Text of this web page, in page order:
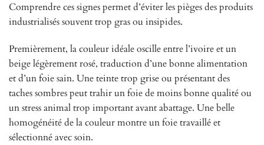
Comprendre ces signes permet d’éviter les pièges des produits
industrialisés souvent trop gras ou insipides.
Premièrement, la couleur idéale oscille entre l’ivoire et un
beige légèrement rosé, traduction d’une bonne alimentation
et d’un foie sain. Une teinte trop grise ou présentant des
taches sombres peut trahir un foie de moins bonne qualité ou
un stress animal trop important avant abattage. Une belle
homogénéité de la couleur montre un foie travaillé et
sélectionné avec soin.